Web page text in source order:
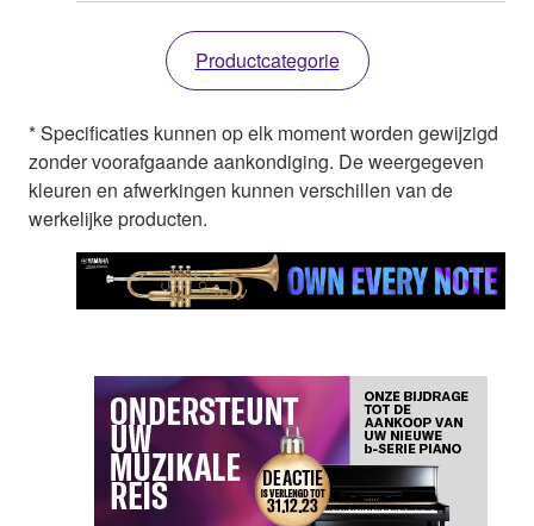
Productcategorie
* Specificaties kunnen op elk moment worden gewijzigd
zonder voorafgaande aankondiging. De weergegeven
kleuren en afwerkingen kunnen verschillen van de
werkelijke producten.